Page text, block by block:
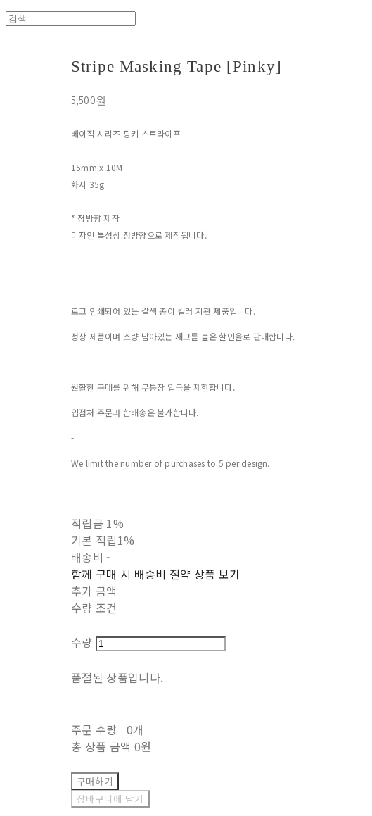
Stripe Masking Tape [Pinky]
5,500원
베이직 시리즈 핑키 스트라이프
15mm x 10M
화지 35g
* 정방향 제작
디자인 특성상 정뱡향으로 제작됩니다.
로고 인쇄되어 있는 갈색 종이 컬러 지관 제품입니다.
정상 제품이며 소량 남아있는 재고를 높은 할인율로 판매합니다.
원활한 구매를 위해 무통장 입금을 제한합니다.
입점처 주문과 합배송은 불가합니다.
-
We limit the number of purchases to 5 per design.
적립금 1%
기본 적립1%
배송비 -
함께 구매 시 배송비 절약 상품 보기
추가 금액
수량 조건
수량
품절된 상품입니다.
주문 수량
0개
총 상품 금액 0원
구매하기
장바구니에 담기